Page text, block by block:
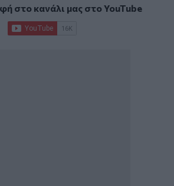
στο κανάλι μας στοYouTube